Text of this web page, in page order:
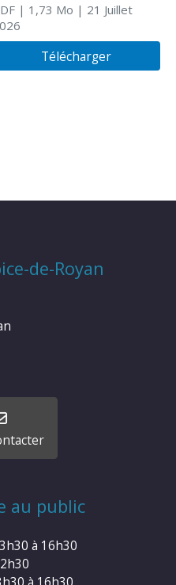
| 1,73 Mo | 21 Juillet
Télécharger
de-Royan
au public
à 16h30